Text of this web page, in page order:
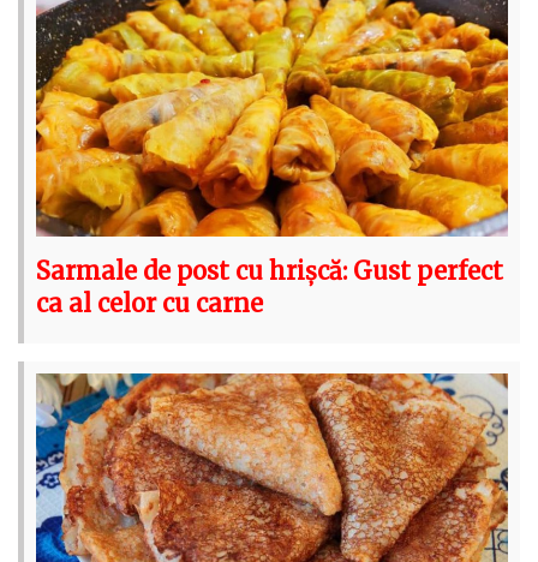
Sarmale de post cu hrișcă: Gust perfect
ca al celor cu carne